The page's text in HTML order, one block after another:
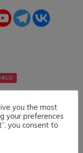
you the most
your preferences
you consent to